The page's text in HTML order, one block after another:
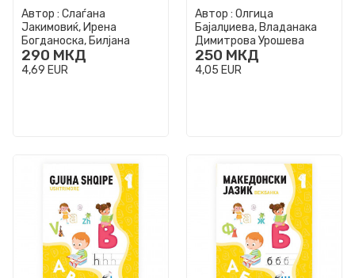
одделение
Автор : Слаѓана
Јакимовиќ, Ирена
Богданоска, Билјана
Стојоска - Златков,
290 МКД
4,69 EUR
прво одделение
Автор : Олгица
Бајалџиева, Владанака
Димитрова Урошева
250 МКД
4,05 EUR